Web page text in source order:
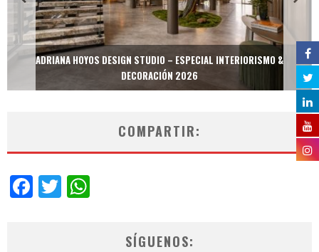
ADRIANA HOYOS DESIGN STUDIO – ESPECIAL INTERIORISMO &
DECORACIÓN 2026
COMPARTIR:
Facebook
Twitter
SÍGUENOS: